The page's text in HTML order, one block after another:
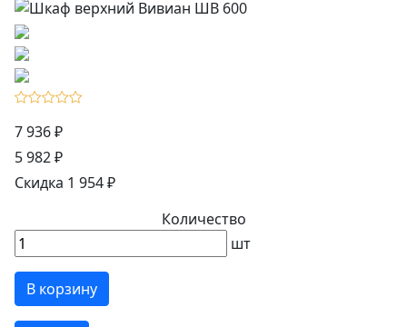
7 936 ₽
5 982 ₽
Скидка 1 954 ₽
Количество
шт
В корзину